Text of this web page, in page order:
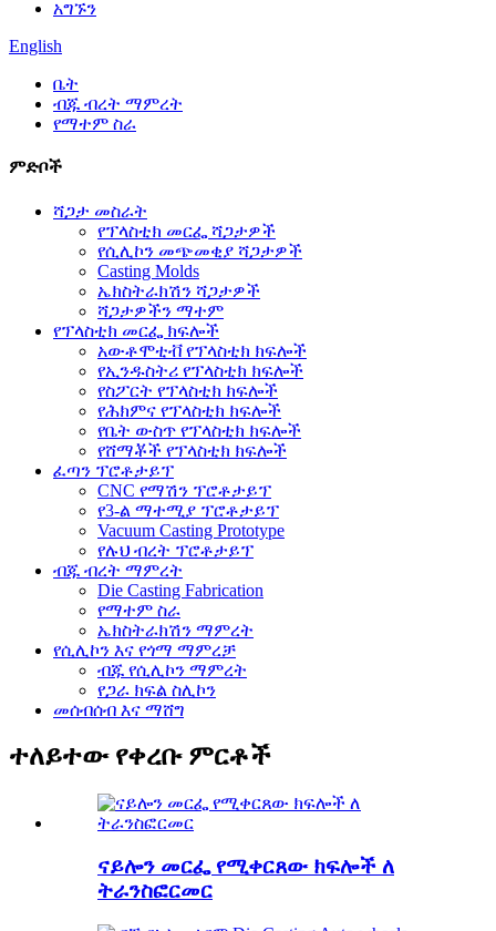
አግኙን
English
ቤት
ብጁ ብረት ማምረት
የማተም ስራ
ምድቦች
ሻጋታ መስራት
የፕላስቲክ መርፌ ሻጋታዎች
የሲሊኮን መጭመቂያ ሻጋታዎች
Casting Molds
ኤክስትራክሽን ሻጋታዎች
ሻጋታዎችን ማተም
የፕላስቲክ መርፌ ክፍሎች
አውቶሞቲቭ የፕላስቲክ ክፍሎች
የኢንዱስትሪ የፕላስቲክ ክፍሎች
የስፖርት የፕላስቲክ ክፍሎች
የሕክምና የፕላስቲክ ክፍሎች
የቤት ውስጥ የፕላስቲክ ክፍሎች
የሸማቾች የፕላስቲክ ክፍሎች
ፈጣን ፕሮቶታይፕ
CNC የማሽን ፕሮቶታይፕ
የ3-ል ማተሚያ ፕሮቶታይፕ
Vacuum Casting Prototype
የሉህ ብረት ፕሮቶታይፕ
ብጁ ብረት ማምረት
Die Casting Fabrication
የማተም ስራ
ኤክስትራክሽን ማምረት
የሲሊኮን እና የጎማ ማምረቻ
ብጁ የሲሊኮን ማምረት
የጋራ ክፍል ስሊኮን
መሰብሰብ እና ማሸግ
ተለይተው የቀረቡ ምርቶች
ናይሎን መርፌ የሚቀርጸው ክፍሎች ለ
ትራንስፎርመር